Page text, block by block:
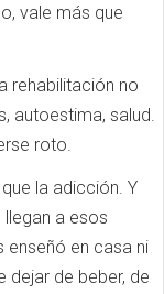
vale más que
rehabilitación no
autoestima, salud.
roto.
la adicción. Y
a esos
enseñó en casa ni
dejar de beber, de